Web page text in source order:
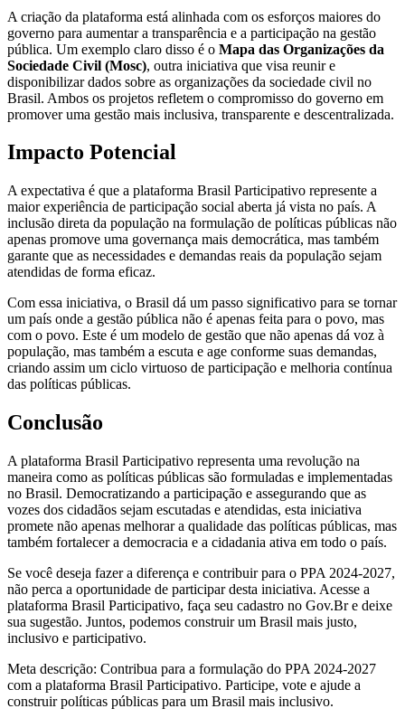
A criação da plataforma está alinhada com os esforços maiores do
governo para aumentar a transparência e a participação na gestão
pública. Um exemplo claro disso é o Mapa das Organizações da
Sociedade Civil (Mosc), outra iniciativa que visa reunir e
disponibilizar dados sobre as organizações da sociedade civil no
Brasil. Ambos os projetos refletem o compromisso do governo em
promover uma gestão mais inclusiva, transparente e descentralizada.
Impacto Potencial
A expectativa é que a plataforma Brasil Participativo represente a
maior experiência de participação social aberta já vista no país. A
inclusão direta da população na formulação de políticas públicas não
apenas promove uma governança mais democrática, mas também
garante que as necessidades e demandas reais da população sejam
atendidas de forma eficaz.
Com essa iniciativa, o Brasil dá um passo significativo para se tornar
um país onde a gestão pública não é apenas feita para o povo, mas
com o povo. Este é um modelo de gestão que não apenas dá voz à
população, mas também a escuta e age conforme suas demandas,
criando assim um ciclo virtuoso de participação e melhoria contínua
das políticas públicas.
Conclusão
A plataforma Brasil Participativo representa uma revolução na
maneira como as políticas públicas são formuladas e implementadas
no Brasil. Democratizando a participação e assegurando que as
vozes dos cidadãos sejam escutadas e atendidas, esta iniciativa
promete não apenas melhorar a qualidade das políticas públicas, mas
também fortalecer a democracia e a cidadania ativa em todo o país.
Se você deseja fazer a diferença e contribuir para o PPA 2024-2027,
não perca a oportunidade de participar desta iniciativa. Acesse a
plataforma Brasil Participativo, faça seu cadastro no Gov.Br e deixe
sua sugestão. Juntos, podemos construir um Brasil mais justo,
inclusivo e participativo.
Meta descrição: Contribua para a formulação do PPA 2024-2027
com a plataforma Brasil Participativo. Participe, vote e ajude a
construir políticas públicas para um Brasil mais inclusivo.